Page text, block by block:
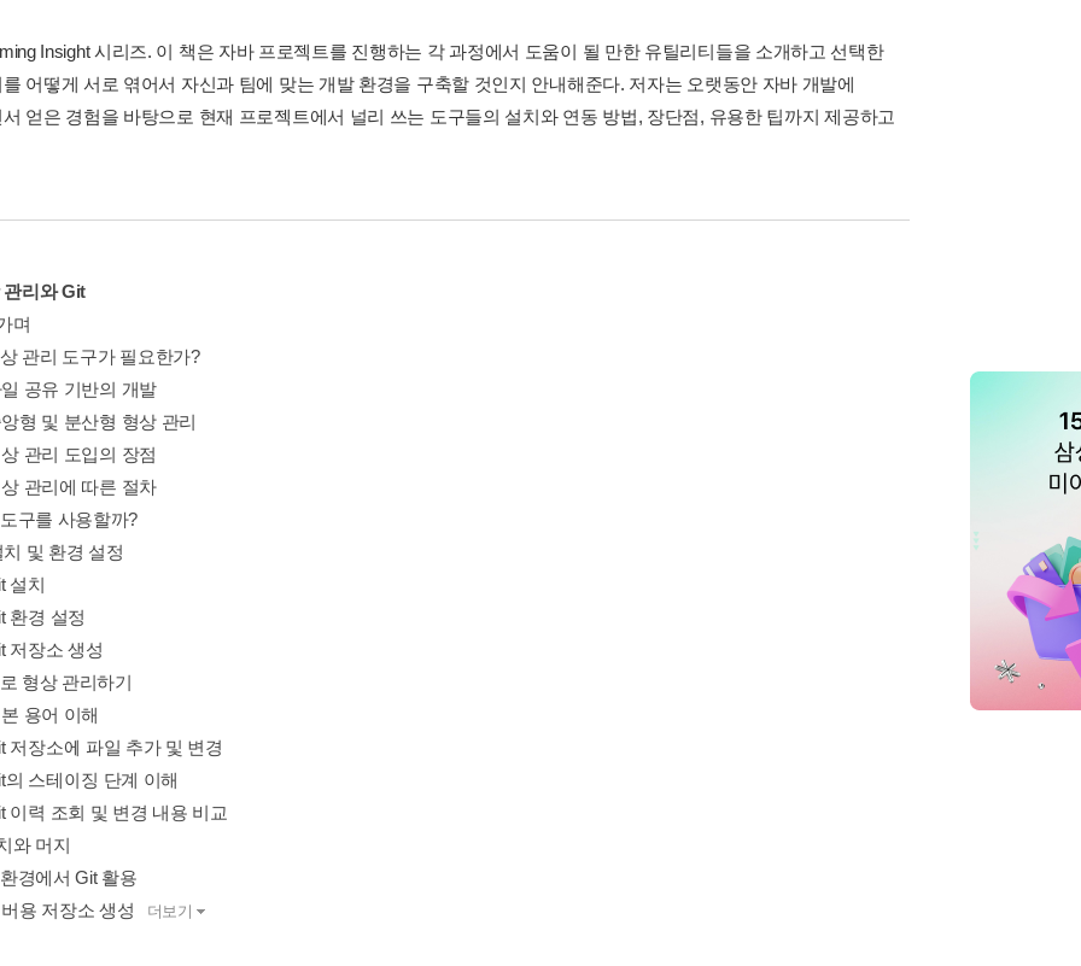
Insight 시리즈. 이 책은 자바 프로젝트를 진행하는 각 과정에서 도움이 될 만한 유틸리티들을 소개하고 선택한
어떻게 서로 엮어서 자신과 팀에 맞는 개발 환경을 구축할 것인지 안내해준다. 저자는 오랫동안 자바 개발에
얻은 경험을 바탕으로 현재 프로젝트에서 널리 쓰는 도구들의 설치와 연동 방법, 장단점, 유용한 팁까지 제공하고
관리와 Git
며
관리 도구가 필요한가?
공유 기반의 개발
형 및 분산형 형상 관리
관리 도입의 장점
관리에 따른 절차
구를 사용할까?
치 및 환경 설정
설치
환경 설정
저장소 생성
형상 관리하기
용어 이해
저장소에 파일 추가 및 변경
의 스테이징 단계 이해
이력 조회 및 변경 내용 비교
와 머지
경에서 Git 활용
용 저장소 생성
더보기